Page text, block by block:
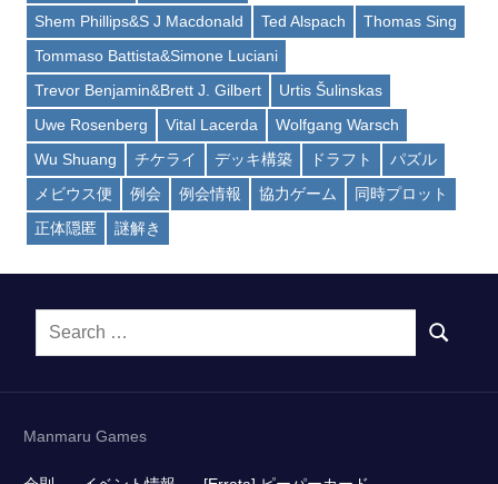
Shem Phillips&S J Macdonald
Ted Alspach
Thomas Sing
Tommaso Battista&Simone Luciani
Trevor Benjamin&Brett J. Gilbert
Urtis Šulinskas
Uwe Rosenberg
Vital Lacerda
Wolfgang Warsch
Wu Shuang
チケライ デッキ構築 ドラフト
パズル
メビウス便
例会 例会情報 協力ゲーム
同時プロット
正体隠匿
謎解き
Search
SEARCH
Manmaru Games